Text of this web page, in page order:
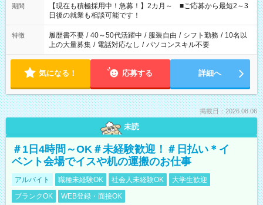
たくない」 など、ご希望を教えてくださいね。 ※Wワーク希望
の方へ 今ご覧のお仕事で希望する勤務時間と、もう1つのお仕事
の勤務時間。 合計で週40時間を超える場合は応募できません。
期間
【現在も積極採用中！急募！】2カ月～ ■ご応募から最短2～3
日後の就業も相談可能です！
特徴 履歴書不要 / 40～50代活躍中 / 服装自由 / シフト勤務 / 10名以
上の大量募集 / 電話対応なし / パソコンスキル不要
気になる！ 応募する 詳細へ
掲載日：2026.08.06
未読
＃1日4時間～OK＃未経験歓迎！＃日払い＊イ
ベント会場でイスや机の運搬のお仕事
アルバイト 職種未経験OK 社会人未経験OK
大学生歓迎
ブランクOK
WEB登録・面接OK